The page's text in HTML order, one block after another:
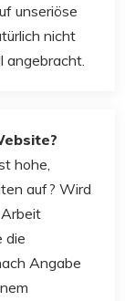
unseriöse
nicht
angebracht.
hohe,
auf? Wird
die
Angabe